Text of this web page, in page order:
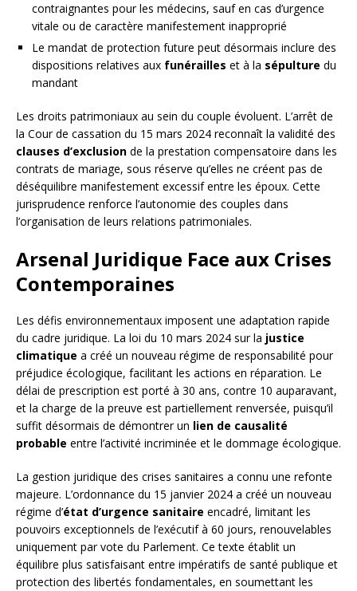
contraignantes pour les médecins, sauf en cas d’urgence
vitale ou de caractère manifestement inapproprié
Le mandat de protection future peut désormais inclure des
dispositions relatives aux funérailles et à la sépulture du
mandant
Les droits patrimoniaux au sein du couple évoluent. L’arrêt de
la Cour de cassation du 15 mars 2024 reconnaît la validité des
clauses d’exclusion de la prestation compensatoire dans les
contrats de mariage, sous réserve qu’elles ne créent pas de
déséquilibre manifestement excessif entre les époux. Cette
jurisprudence renforce l’autonomie des couples dans
l’organisation de leurs relations patrimoniales.
Arsenal Juridique Face aux Crises
Contemporaines
Les défis environnementaux imposent une adaptation rapide
du cadre juridique. La loi du 10 mars 2024 sur la justice
climatique a créé un nouveau régime de responsabilité pour
préjudice écologique, facilitant les actions en réparation. Le
délai de prescription est porté à 30 ans, contre 10 auparavant,
et la charge de la preuve est partiellement renversée, puisqu’il
suffit désormais de démontrer un lien de causalité
probable entre l’activité incriminée et le dommage écologique.
La gestion juridique des crises sanitaires a connu une refonte
majeure. L’ordonnance du 15 janvier 2024 a créé un nouveau
régime d’état d’urgence sanitaire encadré, limitant les
pouvoirs exceptionnels de l’exécutif à 60 jours, renouvelables
uniquement par vote du Parlement. Ce texte établit un
équilibre plus satisfaisant entre impératifs de santé publique et
protection des libertés fondamentales, en soumettant les